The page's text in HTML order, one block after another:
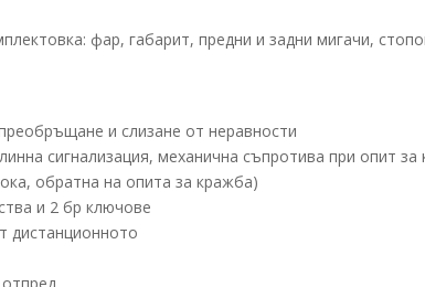
фар, габарит, предни и задни мигачи,
и слизане от неравности
сигнализация, механична съпротива при опит за
обратна на опита за кражба)
и 2 бр ключове
дистанционното